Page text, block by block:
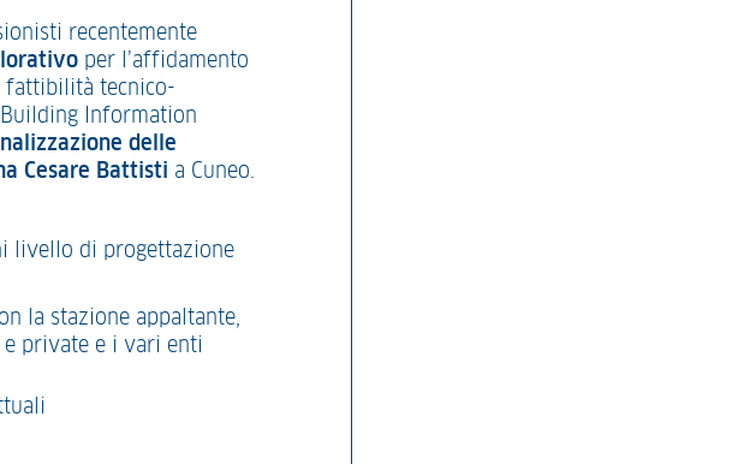
recentemente
per l’affidamento
fattibilità tecnico-
Information
delle
Cesare Battisti a Cuneo.
livello di progettazione
la stazione appaltante,
private e i vari enti